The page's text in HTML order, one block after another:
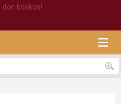
don boskon!